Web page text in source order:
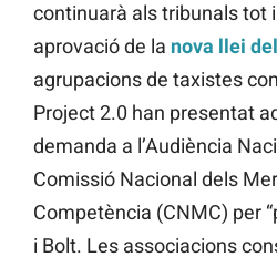
continuarà als tribunals tot
aprovació de la nova llei
agrupacions de taxistes
Project 2.0 han presentat
demanda a l’Audiència
Comissió Nacional dels
Competència (CNMC) per
i Bolt. Les associacions